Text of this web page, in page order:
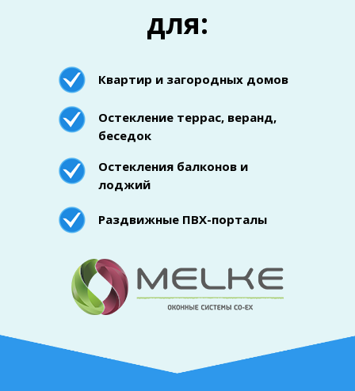
для:
Квартир и загородных домов
Остекления балконов и
лоджий
Остекление террас, веранд,
беседок
Раздвижные ПВХ-порталы